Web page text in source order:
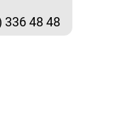
336 48 48